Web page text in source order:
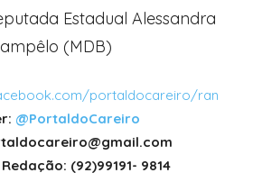
Estadual Alessandra
(MDB)
portaldocareiro/ran
@PortaldoCareiro
(92)99191- 9814